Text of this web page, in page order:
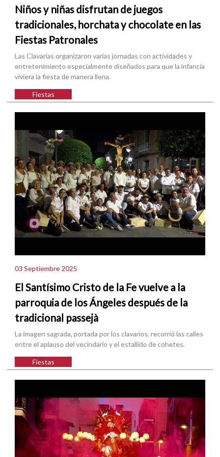
Niños y niñas disfrutan de juegos
tradicionales, horchata y chocolate en las
Fiestas Patronales
Las Clavarías organizaron varias jornadas con actividades y
entretenimiento especialmente diseñados para que la infancia
viviera la fiesta de manera llena.
Fiestas
03 Septiembre 2025
El Santísimo Cristo de la Fe vuelve a la
parroquia de los Ángeles después de la
tradicional passejà
La imagen sagrada, portada por los clavarios, recorrió las calles
entre el aplauso del vecindario y el estallido de cohetes.
Fiestas